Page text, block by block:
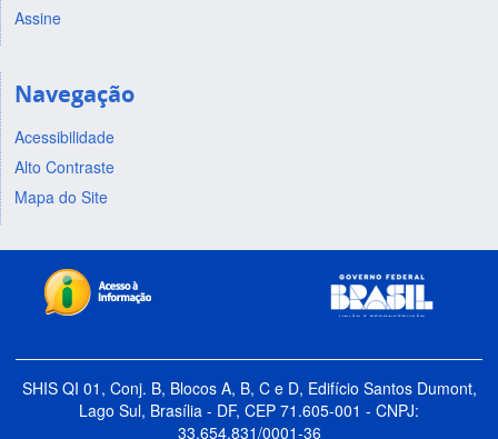
Assine
Navegação
Acessibilidade
Alto Contraste
Mapa do Site
SHIS QI 01, Conj. B, Blocos A, B, C e D, Edifício Santos Dumont,
Lago Sul, Brasília - DF, CEP 71.605-001 - CNPJ:
33.654.831/0001-36